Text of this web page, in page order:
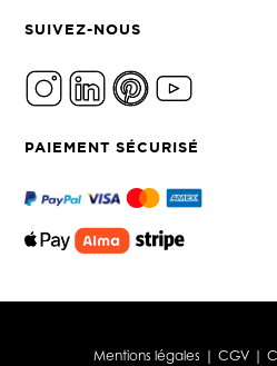
SUIVEZ-NOUS
PAIEMENT SÉCURISÉ
Mentions légales | CGV |